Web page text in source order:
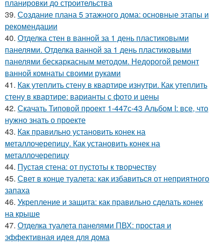
планировки до строительства
39. Создание плана 5 этажного дома: основные этапы и
рекомендации
40. Отделка стен в ванной за 1 день пластиковыми
панелями. Отделка ванной за 1 день пластиковыми
панелями бескаркасным методом. Недорогой ремонт
ванной комнаты своими руками
41. Как утеплить стену в квартире изнутри. Как утеплить
стену в квартире: варианты с фото и цены
42. Скачать Типовой проект 1-447с-43 Альбом I: все, что
нужно знать о проекте
43. Как правильно установить конек на
металлочерепицу. Как установить конек на
металлочерепицу
44. Пустая стена: от пустоты к творчеству
45. Свет в конце туалета: как избавиться от неприятного
запаха
46. Укрепление и защита: как правильно сделать конек
на крыше
47. Отделка туалета панелями ПВХ: простая и
эффективная идея для дома